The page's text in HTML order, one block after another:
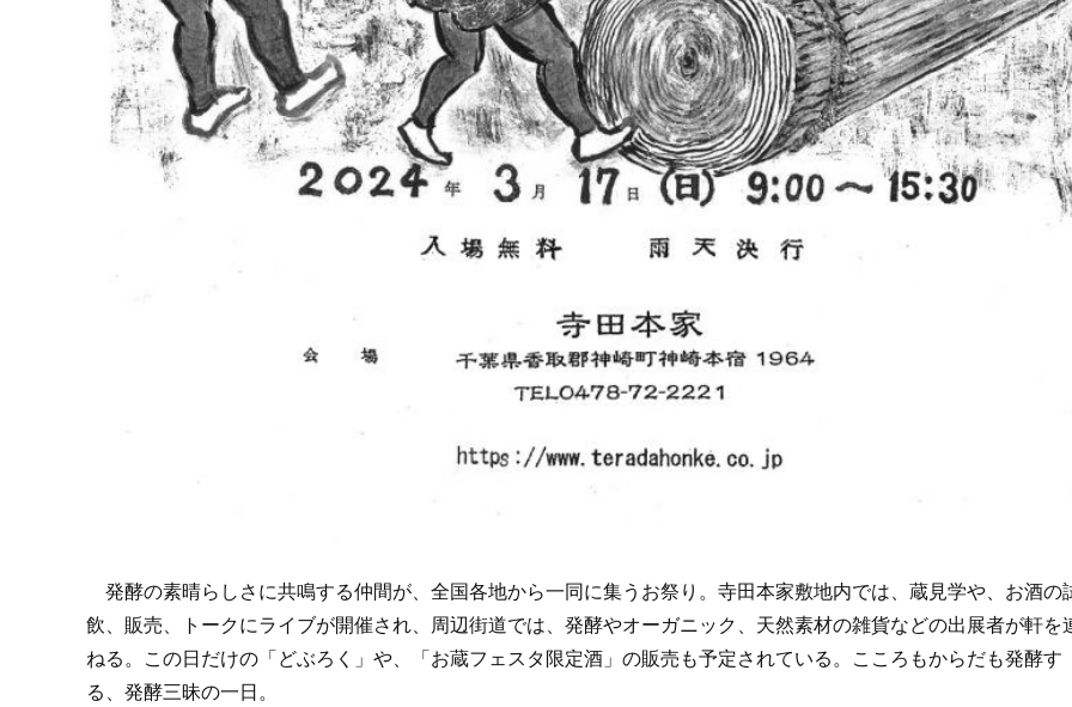
発酵の素晴らしさに共鳴する仲間が、全国各地から一同に集うお祭り。寺田本家敷地内では、蔵見学や、お酒の
飲、販売、トークにライブが開催され、周辺街道では、発酵やオーガニック、天然素材の雑貨などの出展者が軒を
ねる。この日だけの「どぶろく」や、「お蔵フェスタ限定酒」の販売も予定されている。こころもからだも発酵す
る、発酵三昧の一日。